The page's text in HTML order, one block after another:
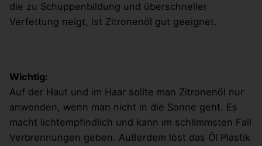
die zu Schuppenbildung und überschneller
Verfettung neigt, ist Zitronenöl gut geeignet.
Wichtig:
Auf der Haut und im Haar sollte man Zitronenöl nur
anwenden, wenn man nicht in die Sonne geht. Es
macht lichtempfindlich und kann im schlimmsten Fall
Verbrennungen geben. Außerdem löst das Öl Plastik